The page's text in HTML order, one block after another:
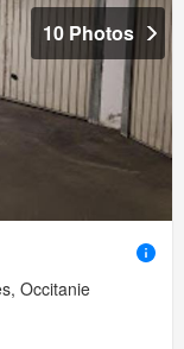
10 Photos
Occitanie